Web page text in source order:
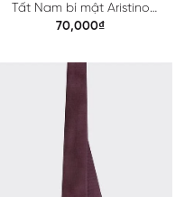
Tất Nam bí mật Aristino
ASC046
70,000₫